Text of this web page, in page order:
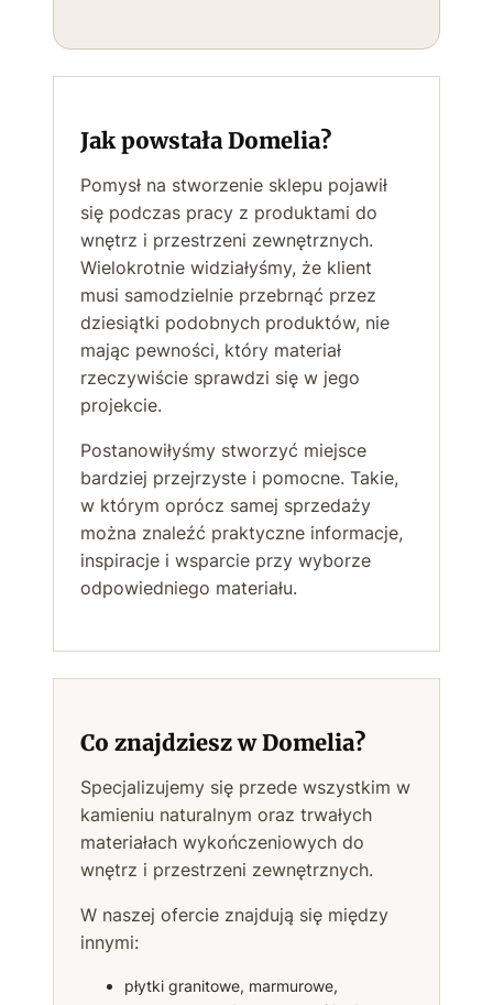
Jak powstała Domelia?
Pomysł na stworzenie sklepu pojawił
się podczas pracy z produktami do
wnętrz i przestrzeni zewnętrznych.
Wielokrotnie widziałyśmy, że klient
musi samodzielnie przebrnąć przez
dziesiątki podobnych produktów, nie
mając pewności, który materiał
rzeczywiście sprawdzi się w jego
projekcie.
Postanowiłyśmy stworzyć miejsce
bardziej przejrzyste i pomocne. Takie,
w którym oprócz samej sprzedaży
można znaleźć praktyczne informacje,
inspiracje i wsparcie przy wyborze
odpowiedniego materiału.
Co znajdziesz w Domelia?
Specjalizujemy się przede wszystkim w
kamieniu naturalnym oraz trwałych
materiałach wykończeniowych do
wnętrz i przestrzeni zewnętrznych.
W naszej ofercie znajdują się między
innymi:
płytki granitowe, marmurowe,